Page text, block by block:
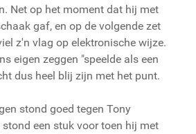
Net op het moment dat hij met
gaf, en op de volgende zet
z'n vlag op elektronische wijze.
eigen zeggen "speelde als een
dus heel blij zijn met het punt.
stond goed tegen Tony
een stuk voor toen hij met